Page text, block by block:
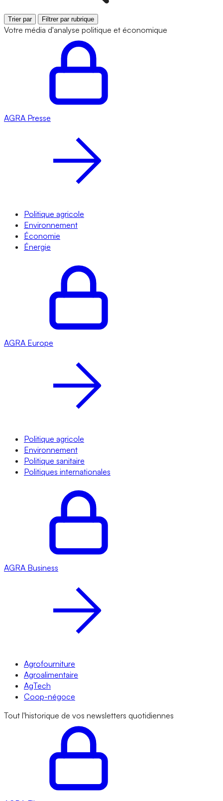
Trier par Filtrer par rubrique
Votre média d'analyse politique et économique
AGRA Presse
Politique agricole
Environnement
Économie
Énergie
AGRA Europe
Politique agricole
Environnement
Politique sanitaire
Politiques internationales
AGRA Business
Agrofourniture
Agroalimentaire
AgTech
Coop-négoce
Tout l'historique de vos newsletters quotidiennes